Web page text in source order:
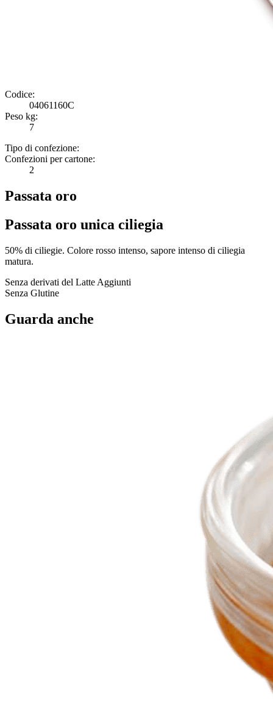
Codice:
04061160C
Peso kg:
7
Tipo di confezione:
Confezioni per cartone:
2
Passata oro
Passata oro unica ciliegia
50% di ciliegie. Colore rosso intenso, sapore intenso di ciliegia
matura.
Senza derivati del Latte Aggiunti
Senza Glutine
Guarda anche